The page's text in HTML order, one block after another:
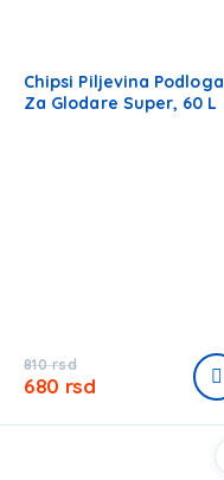
Chipsi Piljevina Podloga
Za Glodare Super, 60 L
810rsd
680 rsd